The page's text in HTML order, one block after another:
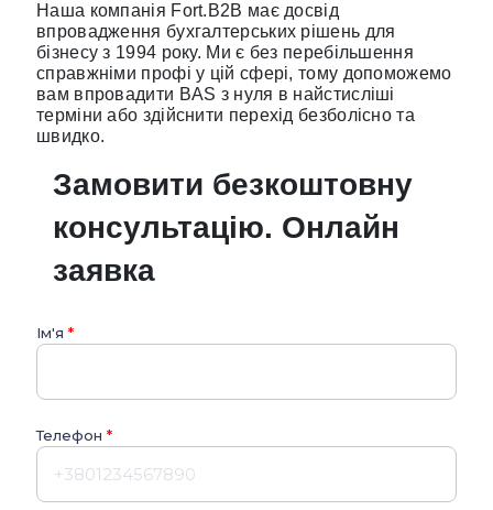
Наша компанія Fort.B2B має досвід
впровадження бухгалтерських рішень для
бізнесу з 1994 року. Ми є без перебільшення
справжніми профі у цій сфері, тому допоможемо
вам впровадити BAS з нуля в найстисліші
терміни або здійснити перехід безболісно та
швидко.
Замовити безкоштовну
консультацію. Онлайн
заявка
Ім'я *
Телефон *